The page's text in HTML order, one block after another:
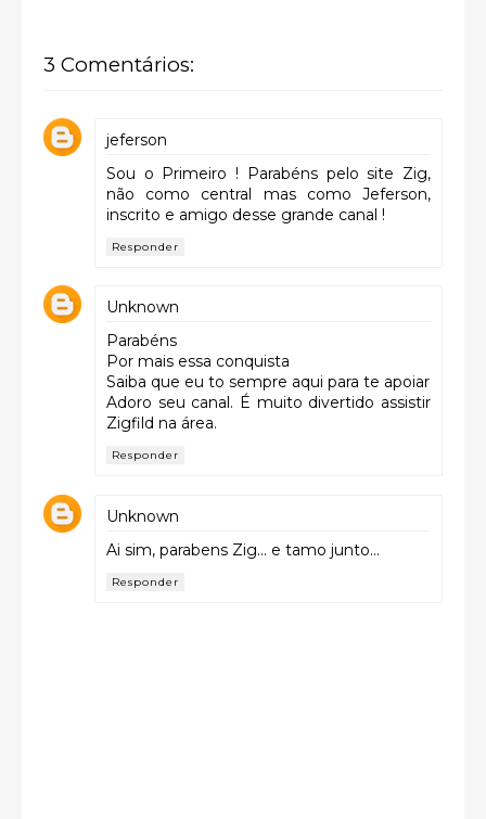
3 Comentários:
jeferson
Sou o Primeiro ! Parabéns pelo site Zig,
não como central mas como Jeferson,
inscrito e amigo desse grande canal !
Responder
Unknown
Parabéns
Por mais essa conquista
Saiba que eu to sempre aqui para te apoiar
Adoro seu canal. É muito divertido assistir
Zigfild na área.
Responder
Unknown
Ai sim, parabens Zig... e tamo junto...
Responder